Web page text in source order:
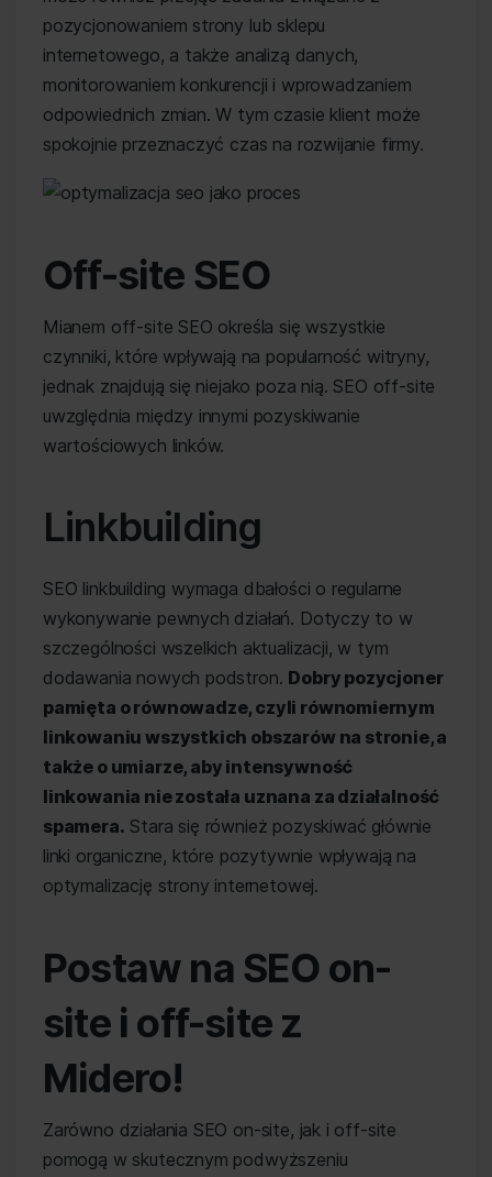
pozycjonowaniem strony lub sklepu
internetowego, a także analizą danych,
monitorowaniem konkurencji i wprowadzaniem
odpowiednich zmian. W tym czasie klient może
spokojnie przeznaczyć czas na rozwijanie firmy.
Off-site SEO
Mianem off-site SEO określa się wszystkie
czynniki, które wpływają na popularność witryny,
jednak znajdują się niejako poza nią. SEO off-site
uwzględnia między innymi pozyskiwanie
wartościowych linków.
Linkbuilding
SEO linkbuilding wymaga dbałości o regularne
wykonywanie pewnych działań. Dotyczy to w
szczególności wszelkich aktualizacji, w tym
dodawania nowych podstron. Dobry pozycjoner
pamięta o równowadze, czyli równomiernym
linkowaniu wszystkich obszarów na stronie, a
także o umiarze, aby intensywność
linkowania nie została uznana za działalność
spamera. Stara się również pozyskiwać głównie
linki organiczne, które pozytywnie wpływają na
optymalizację strony internetowej.
Postaw na SEO on-
site i off-site z
Midero!
Zarówno działania SEO on-site, jak i off-site
pomogą w skutecznym podwyższeniu